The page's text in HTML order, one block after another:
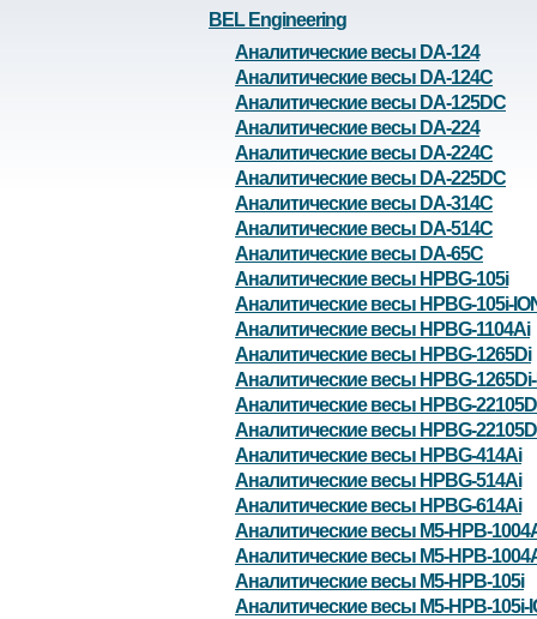
BEL Engineering
Аналитические весы DA-124
Аналитические весы DA-124C
Аналитические весы DA-125DC
Аналитические весы DA-224
Аналитические весы DA-224C
Аналитические весы DA-225DC
Аналитические весы DA-314C
Аналитические весы DA-514C
Аналитические весы DA-65C
Аналитические весы HPBG-105i
Аналитические весы HPBG-105i-
Аналитические весы HPBG-1104Ai
Аналитические весы HPBG-1265Di
Аналитические весы HPBG-1265Di-
Аналитические весы HPBG-
Аналитические весы HPBG-
Аналитические весы HPBG-414Ai
Аналитические весы HPBG-514Ai
Аналитические весы HPBG-614Ai
Аналитические весы M5-HPB-
Аналитические весы M5-HPB-
Аналитические весы M5-HPB-105i
Аналитические весы M5-HPB-105i-